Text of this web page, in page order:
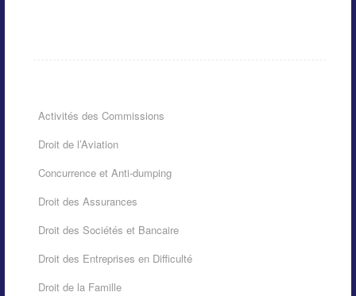
Activités des Commissions
Droit de l’Aviation
Concurrence et Anti-dumping
Droit des Assurances
Droit des Sociétés et Bancaire
Droit des Entreprises en Difficulté
Droit de la Famille